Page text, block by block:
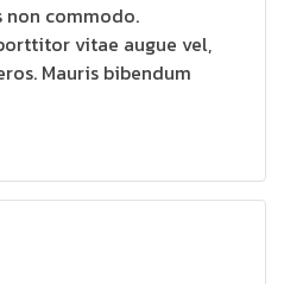
non commodo.
vitae augue vel,
Mauris bibendum